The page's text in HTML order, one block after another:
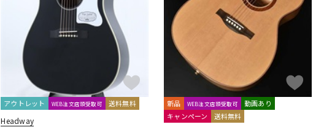
アウトレット WEB注文店頭受取可 送料無料
Headway
新品 WEB注文店頭受取可
動画あり
キャンペーン
送料無料